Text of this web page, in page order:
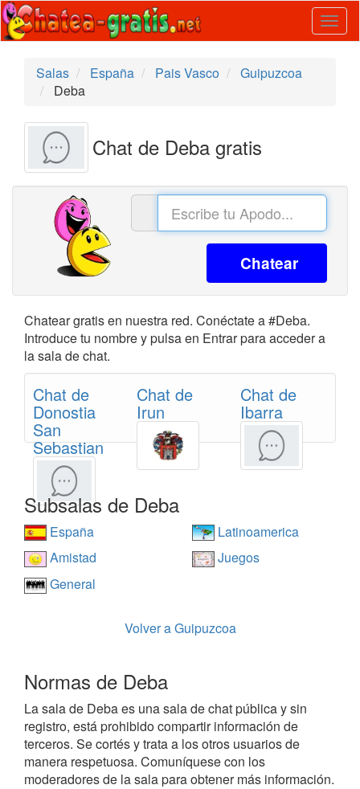
Salas
España Pais Vasco
Guipuzcoa
Deba
Chat de Deba gratis
Chatear
Chatear gratis en nuestra red. Conéctate a #Deba.
Introduce tu nombre y pulsa en Entrar para acceder a
la sala de chat.
Chat de
Donostia
San
Sebastian
Chat de
Irun
Chat de
Ibarra
Subsalas de Deba
España
Latinoamerica
Amistad
Juegos
General
Volver a Guipuzcoa
Normas de Deba
La sala de Deba es una sala de chat pública y sin
registro, está prohibido compartir información de
terceros. Se cortés y trata a los otros usuarios de
manera respetuosa. Comuníquese con los
moderadores de la sala para obtener más información.